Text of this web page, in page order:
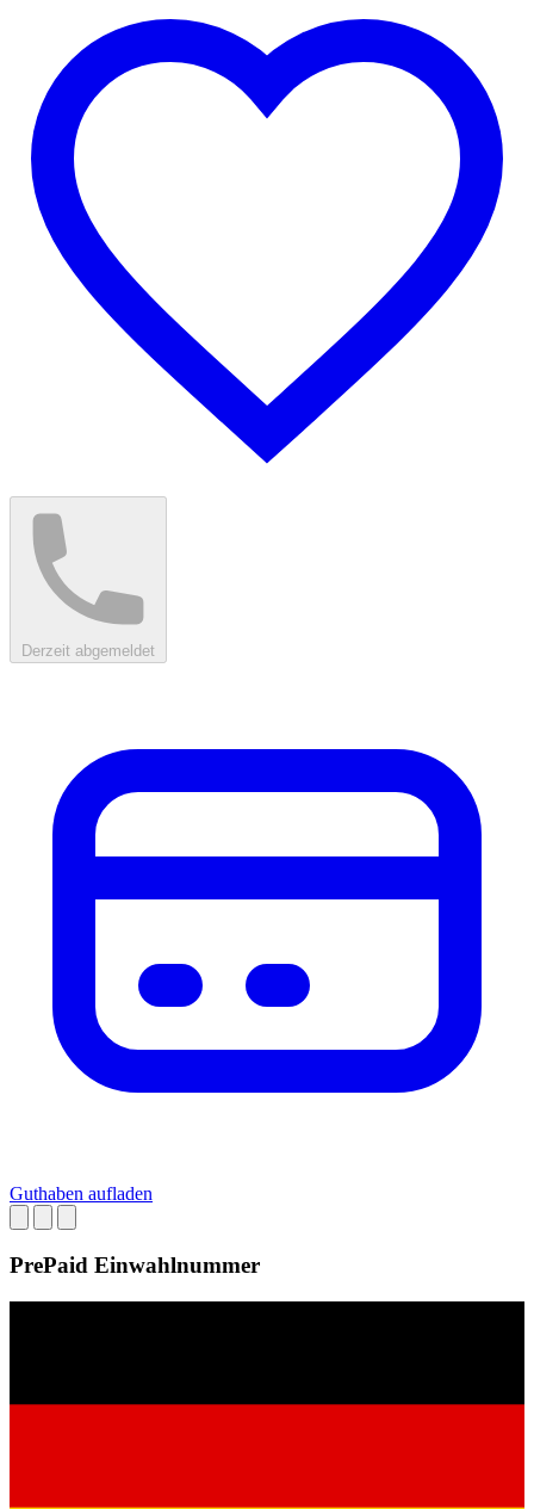
Derzeit abgemeldet
Guthaben aufladen
PrePaid Einwahlnummer